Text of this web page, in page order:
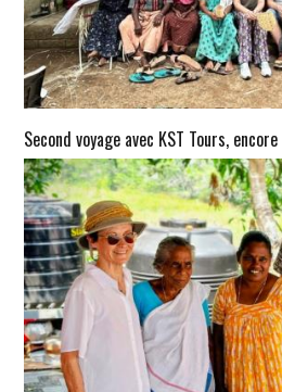
Second voyage avec KST Tours,